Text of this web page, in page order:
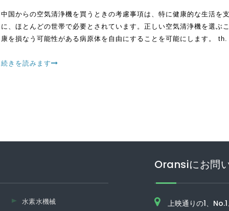
中国からの空気清浄機を買うときの考慮事項は、特に健康的な生活を
に、ほとんどの世帯で必要とされています。正しい空気清浄機を選ぶ
康を損なう可能性がある病原体を自由にすることを可能にします。 th.
続きを読みます
水素水機械
Oransiにお問
上映通りの1、